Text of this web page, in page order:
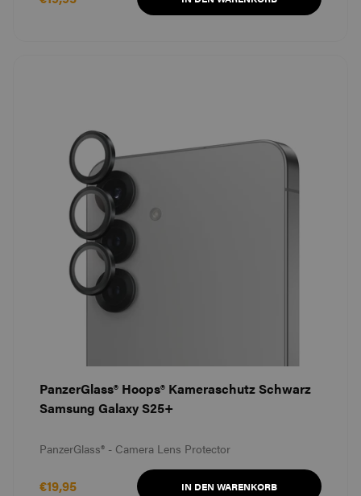
PanzerGlass® Hoops® Kameraschutz Schwarz
Samsung Galaxy S25+
PanzerGlass® - Camera Lens Protector
€19,95 IN DEN WARENKORB